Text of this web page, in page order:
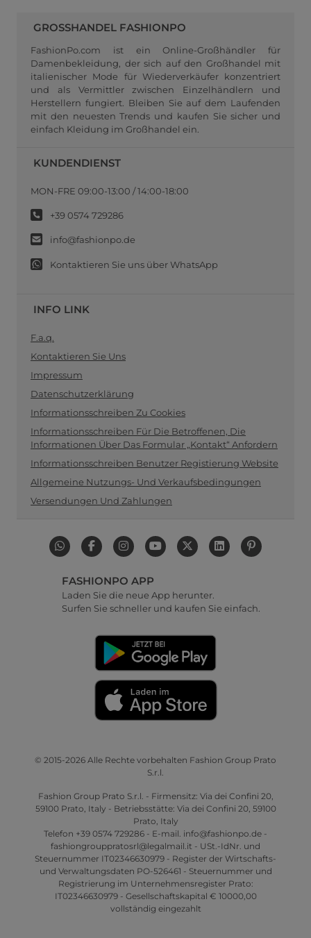
GROSSHANDEL FASHIONPO
FashionPo.com ist ein Online-Großhändler für
Damenbekleidung, der sich auf den Großhandel mit
italienischer Mode für Wiederverkäufer konzentriert
und als Vermittler zwischen Einzelhändlern und
Herstellern fungiert. Bleiben Sie auf dem Laufenden
mit den neuesten Trends und kaufen Sie sicher und
einfach Kleidung im Großhandel ein.
KUNDENDIENST
MON-FRE 09:00-13:00 / 14:00-18:00
+39 0574 729286
info@fashionpo.de
Kontaktieren Sie uns über WhatsApp
INFO LINK
F.a.q.
Kontaktieren Sie Uns
Impressum
Datenschutzerklärung
Informationsschreiben Zu Cookies
Informationsschreiben Für Die Betroffenen, Die
Informationen Über Das Formular „Kontakt“ Anfordern
Informationsschreiben Benutzer Registierung Website
Allgemeine Nutzungs- Und Verkaufsbedingungen
Versendungen Und Zahlungen
FASHIONPO APP
Laden Sie die neue App herunter.
Surfen Sie schneller und kaufen Sie einfach.
© 2015-2026 Alle Rechte vorbehalten Fashion Group Prato
S.r.l.
Fashion Group Prato S.r.l. - Firmensitz: Via dei Confini 20,
59100 Prato, Italy - Betriebsstätte: Via dei Confini 20, 59100
Prato, Italy
Telefon +39 0574 729286 - E-mail. info@fashionpo.de -
fashiongrouppratosrl@legalmail.it - USt.-IdNr. und
Steuernummer IT02346630979 - Register der Wirtschafts-
und Verwaltungsdaten PO-526461 - Steuernummer und
Registrierung im Unternehmensregister Prato:
IT02346630979 - Gesellschaftskapital € 10000,00
vollständig eingezahlt